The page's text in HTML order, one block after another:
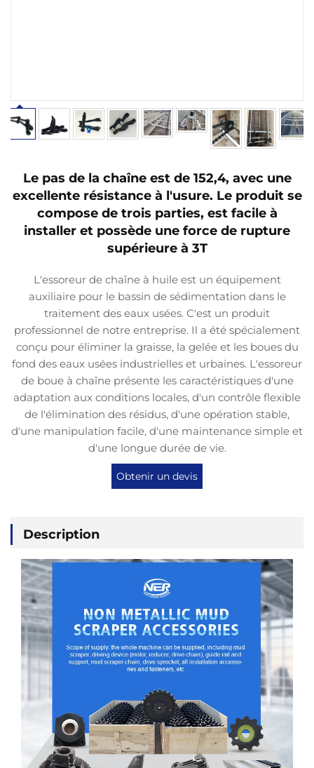
Le pas de la chaîne est de 152,4, avec une
excellente résistance à l'usure. Le produit se
compose de trois parties, est facile à
installer et possède une force de rupture
supérieure à 3T
L'essoreur de chaîne à huile est un équipement
auxiliaire pour le bassin de sédimentation dans le
traitement des eaux usées. C'est un produit
professionnel de notre entreprise. Il a été spécialement
conçu pour éliminer la graisse, la gelée et les boues du
fond des eaux usées industrielles et urbaines. L'essoreur
de boue à chaîne présente les caractéristiques d'une
adaptation aux conditions locales, d'un contrôle flexible
de l'élimination des résidus, d'une opération stable,
d'une manipulation facile, d'une maintenance simple et
d'une longue durée de vie.
Obtenir un devis
Description